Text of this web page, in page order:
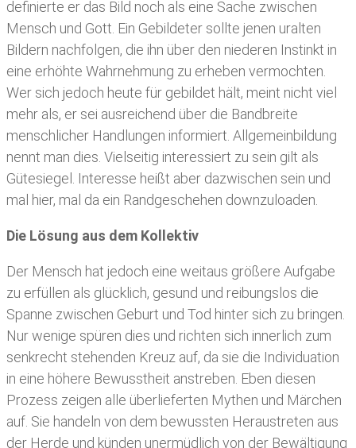
definierte er das Bild noch als eine Sache zwischen
Mensch und Gott. Ein Gebildeter sollte jenen uralten
Bildern nachfolgen, die ihn über den niederen Instinkt in
eine erhöhte Wahrnehmung zu erheben vermochten.
Wer sich jedoch heute für gebildet hält, meint nicht viel
mehr als, er sei ausreichend über die Bandbreite
menschlicher Handlungen informiert. Allgemeinbildung
nennt man dies. Vielseitig interessiert zu sein gilt als
Gütesiegel. Interesse heißt aber dazwischen sein und
mal hier, mal da ein Randgeschehen downzuloaden.
Die Lösung aus dem Kollektiv
Der Mensch hat jedoch eine weitaus größere Aufgabe
zu erfüllen als glücklich, gesund und reibungslos die
Spanne zwischen Geburt und Tod hinter sich zu bringen.
Nur wenige spüren dies und richten sich innerlich zum
senkrecht stehenden Kreuz auf, da sie die Individuation
in eine höhere Bewusstheit anstreben. Eben diesen
Prozess zeigen alle überlieferten Mythen und Märchen
auf. Sie handeln von dem bewussten Heraustreten aus
der Herde und künden unermüdlich von der Bewältigung